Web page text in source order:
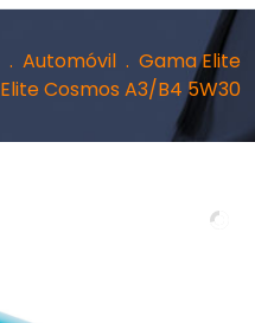
Automóvil
Gama Elite
Elite Cosmos A3/B4 5W30